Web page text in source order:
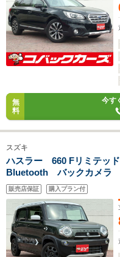
無
料
今す
スズキ
ハスラー 660 Fリミテ
Bluetooth バックカメ
席シートヒーター スマー
販売店保証 購入プラン付